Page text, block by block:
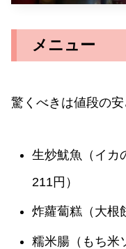
メニュー
驚くべきは値段の安
生炒魷魚（イカ
211円）
炸蘿蔔糕（大根
糯米腸（もち米